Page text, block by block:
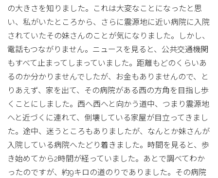
の大きさを知りました。これは大変なことになったと思
い、私がいたところから、さらに震源地に近い病院に入院
されていたその妹さんのことが気になりました。しかし、
電話もつながりません。ニュースを見ると、公共交通機関
もすべて止まってしまっていました。距離もどのくらいあ
るのか分かりませんでしたが、お金もありませんので、と
りあえず、家を出て、その病院がある西の方角を目指し歩
くことにしました。西へ西へと向かう道中、つまり震源地
へと近づくに連れて、倒壊している家屋が目立ってきまし
た。途中、迷うところもありましたが、なんとか妹さんが
入院している病院へたどり着きました。時間を見ると、歩
き始めてから2時間が経っていました。あとで調べてわか
ったのですが、約9キロの道のりでありました。その病院